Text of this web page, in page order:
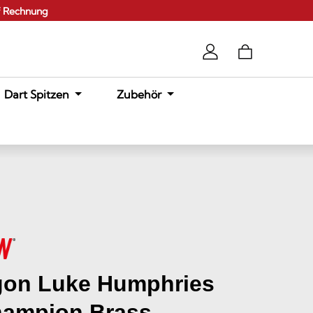
Dart Spitzen Zubehör
Luke Humphries